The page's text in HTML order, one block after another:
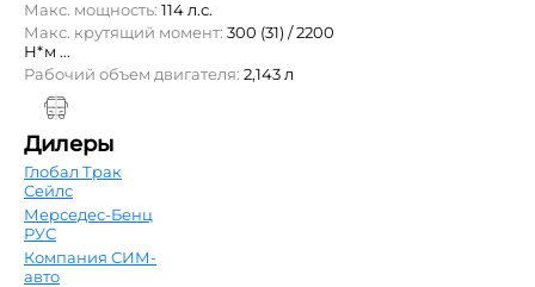
Макс. мощность: 114 л.с.
Макс. крутящий момент: 300 (31) / 2200
Н*м ...
Рабочий объем двигателя: 2,143 л
Дилеры
Глобал Трак
Сейлс
Мерседес-Бенц
РУС
Компания СИМ-
авто